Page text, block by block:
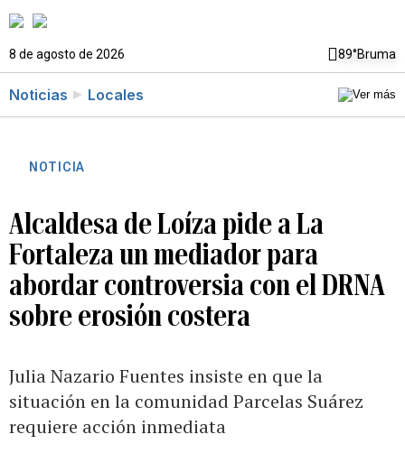
8 de agosto de 2026 89°Bruma
Noticias Locales
NOTICIA
Alcaldesa de Loíza pide a La
Fortaleza un mediador para
abordar controversia con el DRNA
sobre erosión costera
Julia Nazario Fuentes insiste en que la
situación en la comunidad Parcelas Suárez
requiere acción inmediata